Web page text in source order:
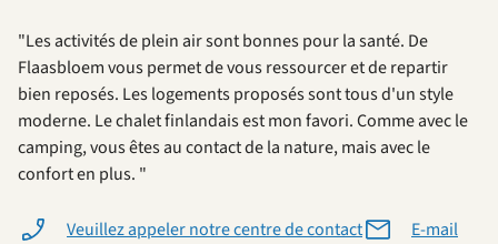
"Les activités de plein air sont bonnes pour la santé. De
Flaasbloem vous permet de vous ressourcer et de repartir
bien reposés. Les logements proposés sont tous d'un style
moderne. Le chalet finlandais est mon favori. Comme avec le
camping, vous êtes au contact de la nature, mais avec le
confort en plus. "
Veuillez appeler notre centre de contact E-mail